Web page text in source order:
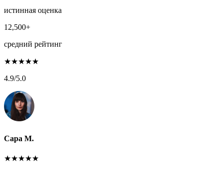
истинная оценка
12,500+
средний рейтинг
★★★★★
4.9/5.0
Сара М.
★★★★★